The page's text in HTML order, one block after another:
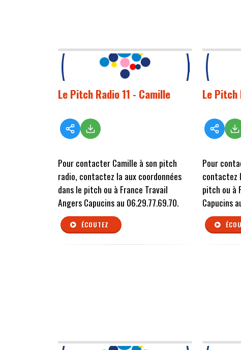
Le Pitch Radio 11 - Camille
Pour contacter Camille à son pitch
radio, contactez la aux coordonnées
dans le pitch ou à France Travail
Angers Capucins au 06.29.77.69.70.
ÉCOUTEZ
Le Pitch
Pour
contactez
pitch ou à
Capucins